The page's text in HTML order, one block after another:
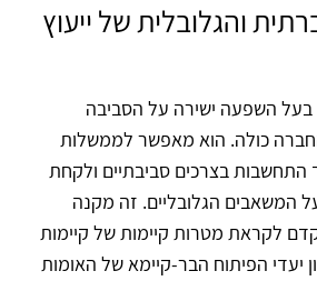
והגלובלית של ייעוץ
השפעה ישירה על הסביבה
כולה. הוא מאפשר לממשלות
בצרכים סביבתיים ולקחת
הגלובליים. זה מקנה
לקראת מטרות קיימות של קיימות
יעדי הפיתוח הבר-קיימא של האומות